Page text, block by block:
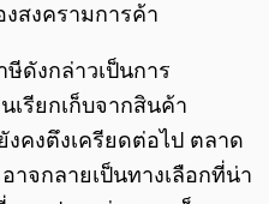
สงครามการค้า
ษีดังกล่าวเป็นการ
เรียกเก็บจากสินค้า
คงตึงเครียดต่อไป ตลาด
าจกลายเป็นทางเลือกที่น่า